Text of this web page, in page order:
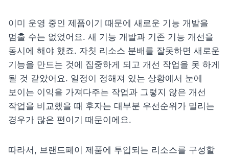
이미 운영 중인 제품이기 때문에 새로운 기능 개발을
멈출 수는 없었어요. 새 기능 개발과 기존 기능 개선을
동시에 해야 했죠. 자칫 리소스 분배를 잘못하면 새로운
기능을 만드는 것에 집중하게 되고 개선 작업을 못 하게
될 것 같았어요. 일정이 정해져 있는 상황에서 눈에
보이는 이익을 가져다주는 작업과 그렇지 않은 개선
작업을 비교했을 때 후자는 대부분 우선순위가 밀리는
경우가 많은 편이기 때문이에요.
따라서, 브랜드페이 제품에 투입되는 리소스를 구성할